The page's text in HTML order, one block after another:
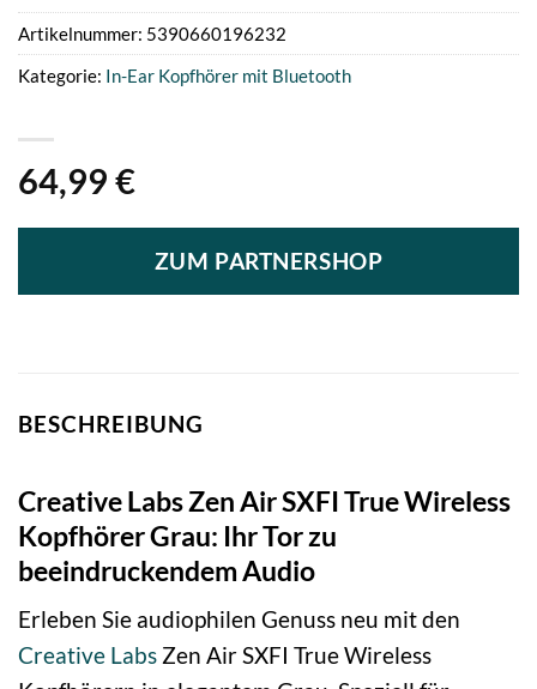
64,99 €
ZUM PARTNERSHOP
Artikelnummer: 5390660196232
Kategorie: In-Ear Kopfhörer mit Bluetooth
BESCHREIBUNG
Creative Labs Zen Air SXFI True Wireless
Kopfhörer Grau: Ihr Tor zu
beeindruckendem Audio
Erleben Sie audiophilen Genuss neu mit den
Creative Labs Zen Air SXFI True Wireless